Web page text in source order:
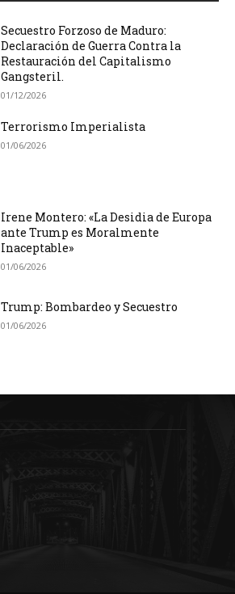
Secuestro Forzoso de Maduro:
Declaración de Guerra Contra la
Restauración del Capitalismo
Gangsteril.
01/12/2026
Terrorismo Imperialista
01/06/2026
Irene Montero: «La Desidia de Europa
ante Trump es Moralmente
Inaceptable»
01/06/2026
Trump: Bombardeo y Secuestro
01/06/2026